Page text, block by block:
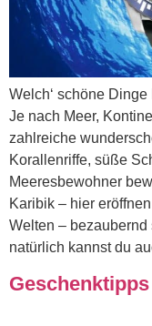
Welch‘ schöne
Je nach Meer,
zahlreiche
Korallenriffe, süße
Meeresbewohner
Karibik – hier
Welten –
natürlich kannst du